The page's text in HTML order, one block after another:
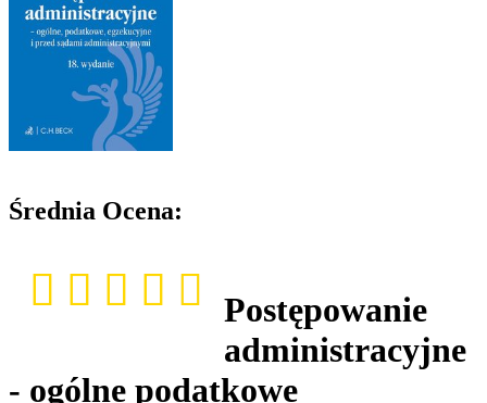
Średnia Ocena:
Postępowanie
administracyjne
- ogólne podatkowe